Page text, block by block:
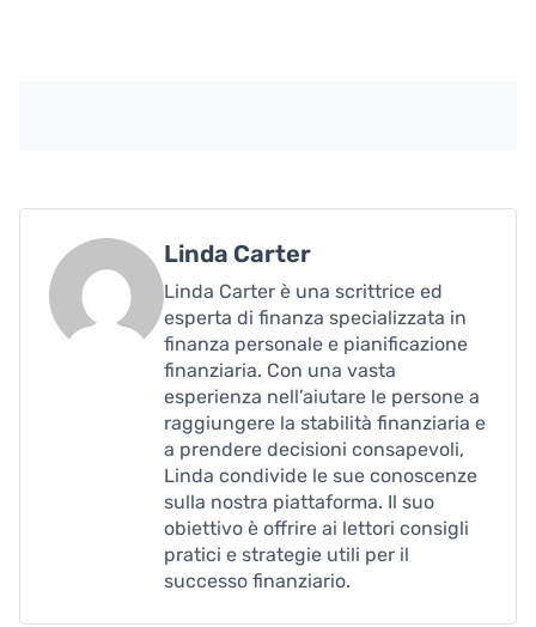
Linda Carter
Linda Carter è una scrittrice ed
esperta di finanza specializzata in
finanza personale e pianificazione
finanziaria. Con una vasta
esperienza nell’aiutare le persone a
raggiungere la stabilità finanziaria e
a prendere decisioni consapevoli,
Linda condivide le sue conoscenze
sulla nostra piattaforma. Il suo
obiettivo è offrire ai lettori consigli
pratici e strategie utili per il
successo finanziario.